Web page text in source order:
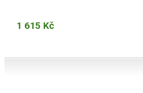
1 615 Kč